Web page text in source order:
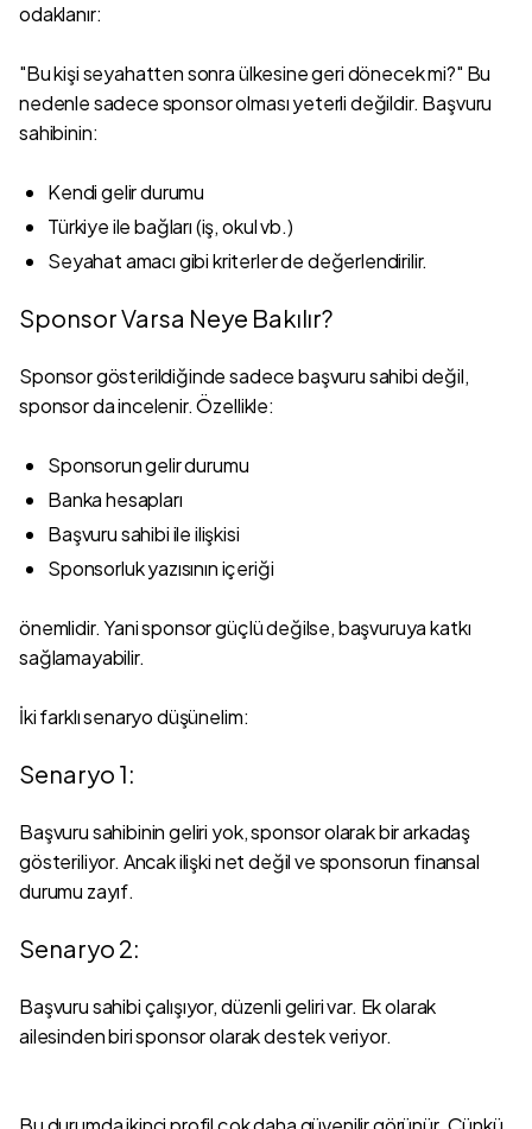
odaklanır:
"Bu kişi seyahatten sonra ülkesine geri dönecek mi?" Bu
nedenle sadece sponsor olması yeterli değildir. Başvuru
sahibinin:
Kendi gelir durumu
Türkiye ile bağları (iş, okul vb.)
Seyahat amacı gibi kriterler de değerlendirilir.
Sponsor Varsa Neye Bakılır?
Sponsor gösterildiğinde sadece başvuru sahibi değil,
sponsor da incelenir. Özellikle:
Sponsorun gelir durumu
Banka hesapları
Başvuru sahibi ile ilişkisi
Sponsorluk yazısının içeriği
önemlidir. Yani sponsor güçlü değilse, başvuruya katkı
sağlamayabilir.
İki farklı senaryo düşünelim:
Senaryo 1:
Başvuru sahibinin geliri yok, sponsor olarak bir arkadaş
gösteriliyor. Ancak ilişki net değil ve sponsorun finansal
durumu zayıf.
Senaryo 2:
Başvuru sahibi çalışıyor, düzenli geliri var. Ek olarak
ailesinden biri sponsor olarak destek veriyor.